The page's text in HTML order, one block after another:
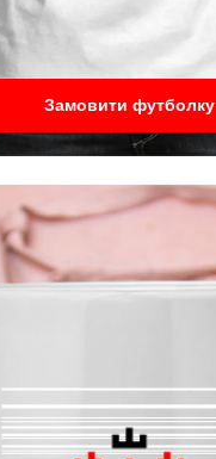
Замовити футболку